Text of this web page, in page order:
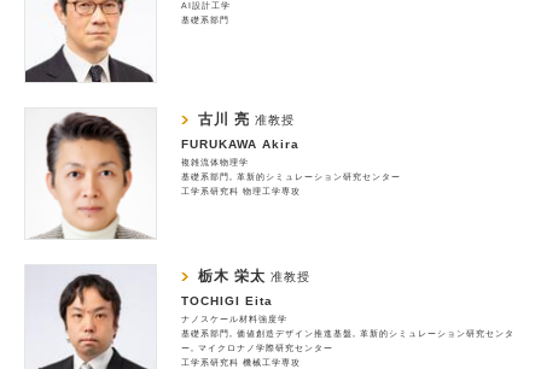
AI設計工学
基礎系部門
古川 亮 准教授
FURUKAWA Akira
複雑流体物理学
基礎系部門
革新的シミュレーション研究センター
工学系研究科 物理工学専攻
栃木 栄太 准教授
TOCHIGI Eita
ナノスケール材料強度学
基礎系部門
価値創造デザイン推進基盤
革新的シミュレーション研究センタ
ー
マイクロナノ学際研究センター
工学系研究科 機械工学専攻